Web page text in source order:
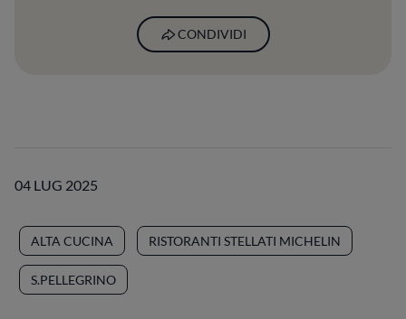
CONDIVIDI
04 LUG 2025
ALTA CUCINA RISTORANTI STELLATI MICHELIN
S.PELLEGRINO